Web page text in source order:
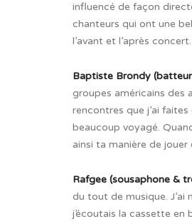
influencé de façon
chanteurs qui ont une
l’avant et l’après concert.
Baptiste Brondy
groupes américains des
rencontres que j’ai
beaucoup voyagé.
ainsi ta manière de jouer
Rafgee (sousaphone &
du tout de musique. J’ai
j’écoutais la cassette en